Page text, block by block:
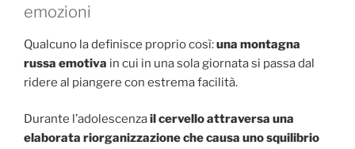
emozioni
Qualcuno la definisce proprio così:una montagna
russa emotiva in cui in una sola giornata si passa dal
ridere al piangere con estrema facilità.
Durante l’adolescenzail cervello attraversa una
elaborata riorganizzazione che causa uno squilibrio